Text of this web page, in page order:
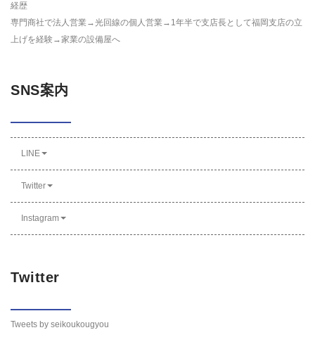
経歴
専門商社で法人営業→光回線の個人営業→1年半で支店長として福岡支店の立
上げを経験→家業の設備屋へ
SNS案内
LINE
Twitter
Instagram
Twitter
Tweets by seikoukougyou